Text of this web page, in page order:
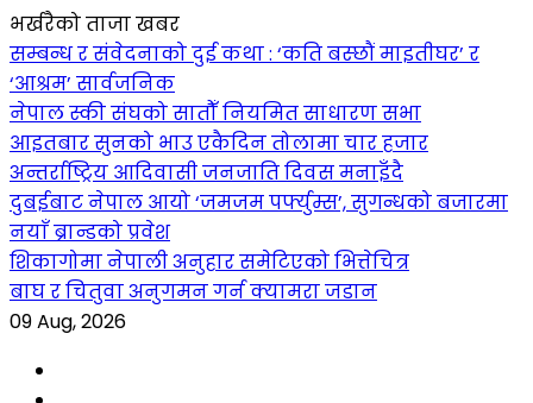
भर्खरैको ताजा खबर
सम्बन्ध र संवेदनाको दुई कथा : ‘कति बस्छौं माइतीघर’ र
‘आश्रम’ सार्वजनिक
नेपाल स्की संघको सातौँ नियमित साधारण सभा
आइतबार सुनको भाउ एकैदिन तोलामा चार हजार
अन्तर्राष्ट्रिय आदिवासी जनजाति दिवस मनाइँदै
दुबईबाट नेपाल आयो ‘जमजम पर्फ्युम्स’, सुगन्धको बजारमा
नयाँ ब्रान्डको प्रवेश
शिकागोमा नेपाली अनुहार समेटिएको भित्तेचित्र
बाघ र चितुवा अनुगमन गर्न क्यामरा जडान
09 Aug, 2026